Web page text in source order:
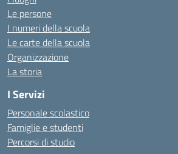
Le persone
I numeri della scuola
Le carte della scuola
Organizzazione
La storia
I Servizi
Personale scolastico
Famiglie e studenti
Percorsi di studio